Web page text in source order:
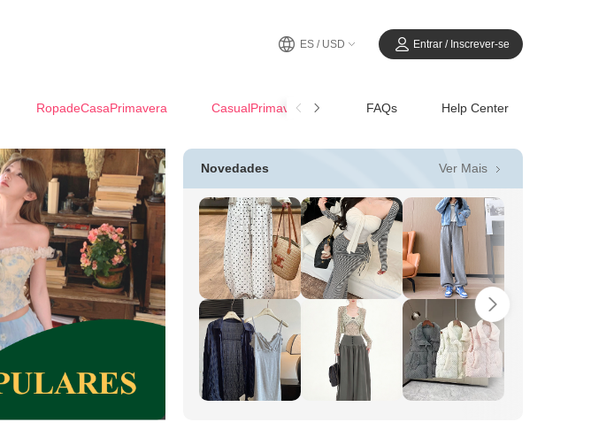
ES / USD Entrar / Inscrever-se
RopadeCasaPrimavera CasualPrimavera-Verano FAQs Help Center
Novedades Ver Mais 